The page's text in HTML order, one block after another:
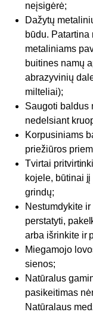
neįsigėrė;
Dažytų
būdu.
metaliniams
buitines namų
abrazyvinių
milteliai);
Saugoti baldus
nedelsiant
Korpusiniams
priežiūros
Tvirtai
kojele, būtinai
grindų;
Nestumdykite
perstatyti,
arba išrinkite ir
Miegamojo
sienos;
Natūralus
pasikeitimas
Natūralaus